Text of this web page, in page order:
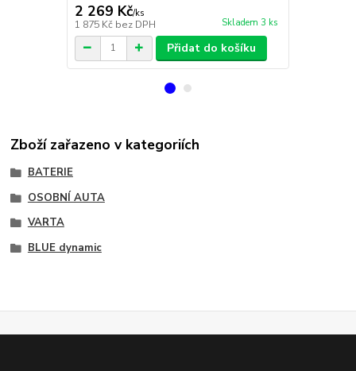
2 269 Kč/ks
1 875 Kč bez DPH Skladem 3 ks
Přidat do košíku
Zboží zařazeno v kategoriích
BATERIE
OSOBNÍ AUTA
VARTA
BLUE dynamic